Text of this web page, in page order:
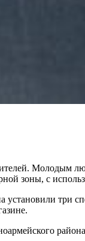
Молодым
зоны, с
установили три